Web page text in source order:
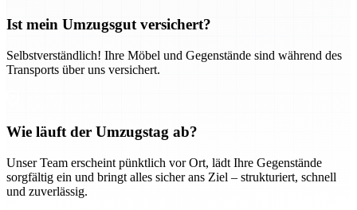
Ist mein Umzugsgut versichert?
Selbstverständlich! Ihre Möbel und Gegenstände sind während des
Transports über uns versichert.
Wie läuft der Umzugstag ab?
Unser Team erscheint pünktlich vor Ort, lädt Ihre Gegenstände
sorgfältig ein und bringt alles sicher ans Ziel – strukturiert, schnell
und zuverlässig.